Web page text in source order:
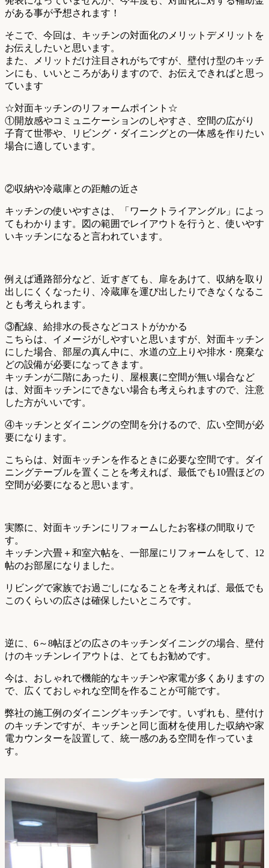
がある事が予想されます！
そこで、今回は、キッチンの対面化のメリットデメリットを
お伝えしたいと思います。
また、メリットだけ注目されがちですが、壁付け型のキッチ
ンにも、いいところがありますので、お伝えできればと思っ
ています
☆対面キッチンのリフォームポイント☆
①開放感やコミュニケーションのしやすさ、空間の広がり
子育て世帯や、リビング・ダイニングとの一体感を作りたい
場合に適しています。
②収納や冷蔵庫との距離の近さ
キッチンの使いやすさは、「ワークトライアングル」によっ
てもわかります。図の範囲でレイアウトを行うと、使いやす
いキッチンになると言われています。
例えば通路部分など、近すぎても、扉をあけて、収納を取り
出しにくくなったり、冷蔵庫を運び出したりできなくなるこ
とも考えられます。
③配線、給排水の長さなどコストがかかる
こちらは、イメージがしやすいと思いますが、対面キッチン
にした場合、部屋の真ん中に、水道の立上りや排水・廃棄な
どの設備が必要になってきます。
キッチンが二階にあったり、屋根裏に空間が無い場合など
は、対面キッチンにできない場合も考えられますので、注意
した方がいいです。
④キッチンとダイニングの空間を分けるので、広い空間が必
要になります。
こちらは、対面キッチンを作るときに必要な空間です。ダイ
ニングテーブルを置くことを考えれば、最低でも10畳ほどの
空間が必要になると思います。
実際に、対面キッチンにリフォームしたお客様の間取りで
す。
キッチン六畳＋和室六帖を、一部屋にリフォームをして、12
帖のお部屋になりました。
リビングで家族でお過ごしになることを考えれば、最低でも
このくらいの広さは確保したいところです。
逆に、6～8帖ほどの広さのキッチンダイニングの場合、壁付
けのキッチンレイアウトは、とてもお勧めです。
今は、おしゃれで機能的なキッチンや家電が多くありますの
で、広くておしゃれな空間を作ることが可能です。
弊社の施工例のダイニングキッチンです。いずれも、壁付け
のキッチンですが、キッチンと同じ面材を使用した収納や家
電カウンターを設置して、統一感のある空間を作っていま
す。